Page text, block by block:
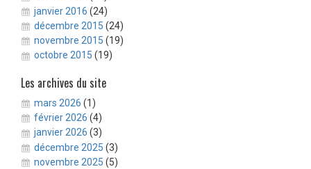
janvier 2016 (24)
décembre 2015 (24)
novembre 2015 (19)
octobre 2015 (19)
Les archives du site
mars 2026 (1)
février 2026 (4)
janvier 2026 (3)
décembre 2025 (3)
novembre 2025 (5)